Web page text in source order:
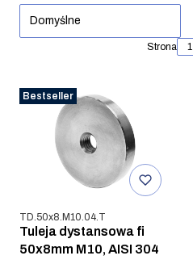
Domyślne
Strona
Bestseller
Kod produktu
TD.50x8.M10.04.T
Tuleja dystansowa fi
50x8mm M10, AISI 304